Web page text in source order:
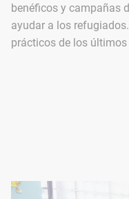
benéficos y campañas
ayudar a los
prácticos de los últimos